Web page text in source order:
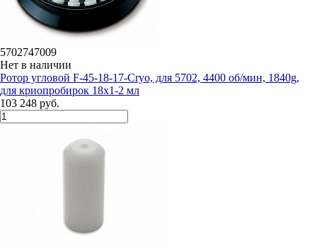
5702747009
Нет в наличии
Ротор угловой F-45-18-17-Cryo, для 5702, 4400 об/мин, 1840g,
для криопробирок 18х1-2 мл
103 248 руб.